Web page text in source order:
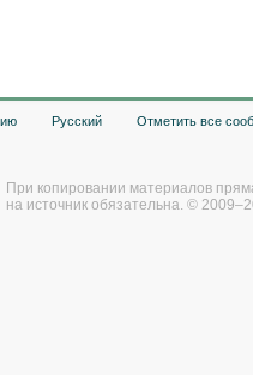
Русский Отметить все
При копировании материалов
на источник обязательна. ©